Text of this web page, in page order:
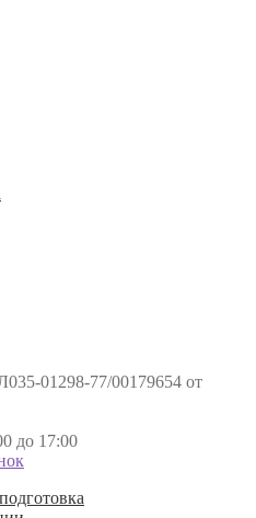
01298-77/00179654 от
до 17:00